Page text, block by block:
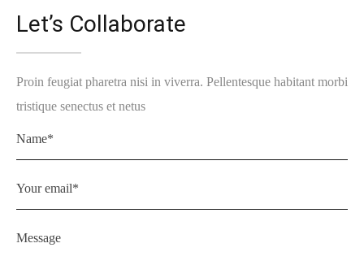
Let’s Collaborate
Proin feugiat pharetra nisi in viverra. Pellentesque habitant morbi
tristique senectus et netus